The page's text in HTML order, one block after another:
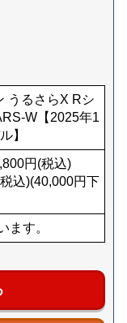
うるさらX Rシ
W【2025年1
】
円(税込)
込)(40,000円下
ます。